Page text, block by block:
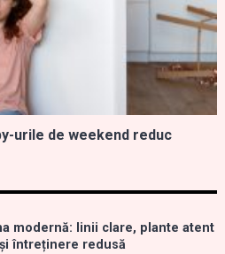
urile de weekend reduc
modernă: linii clare, plante atent
întreținere redusă